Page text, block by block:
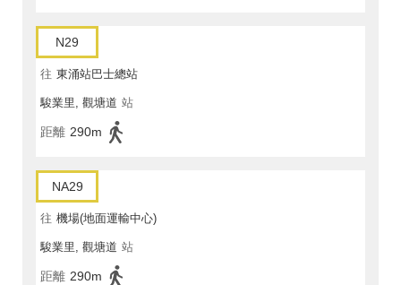
N29
往 東涌站巴士總站
駿業里, 觀塘道 站
距離 290m
NA29
往 機場(地面運輸中心)
駿業里, 觀塘道 站
距離 290m